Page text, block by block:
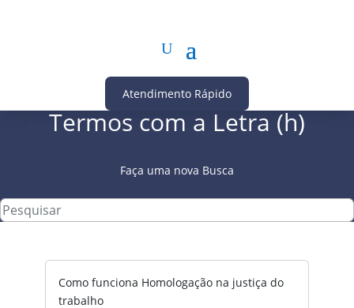
Atendimento Rápido
Termos com a Letra (h)
Faça uma nova Busca
Como funciona Homologação na justiça do
trabalho